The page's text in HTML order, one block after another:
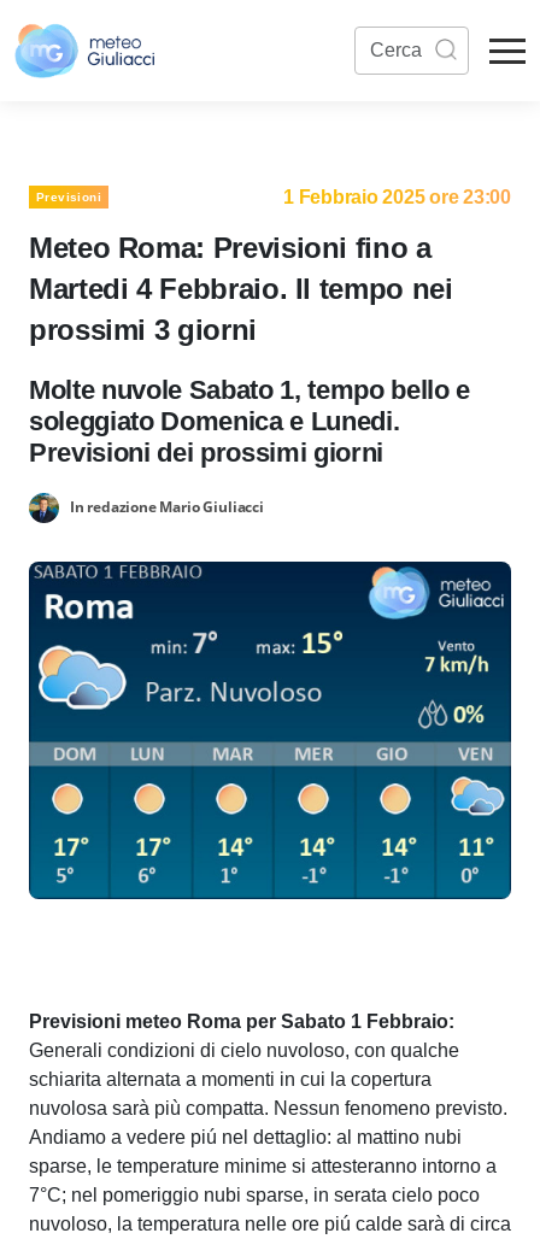
Previsioni 1 Febbraio 2025 ore 23:00
Meteo Roma: Previsioni fino a
Martedi 4 Febbraio. Il tempo nei
prossimi 3 giorni
Molte nuvole Sabato 1, tempo bello e
soleggiato Domenica e Lunedi.
Previsioni dei prossimi giorni
In redazione Mario Giuliacci
Previsioni meteo Roma per Sabato 1 Febbraio:
Generali condizioni di cielo nuvoloso, con qualche
schiarita alternata a momenti in cui la copertura
nuvolosa sarà più compatta. Nessun fenomeno previsto.
Andiamo a vedere piú nel dettaglio: al mattino nubi
sparse, le temperature minime si attesteranno intorno a
7°C; nel pomeriggio nubi sparse, in serata cielo poco
nuvoloso, la temperatura nelle ore piú calde sarà di circa